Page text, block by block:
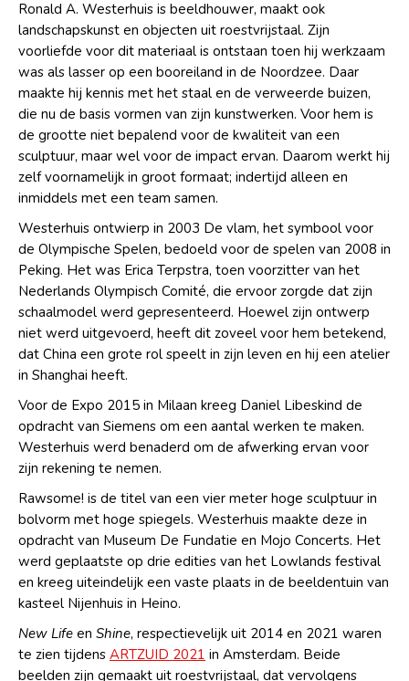
Ronald A. Westerhuis is beeldhouwer, maakt ook
landschapskunst en objecten uit roestvrijstaal. Zijn
voorliefde voor dit materiaal is ontstaan toen hij werkzaam
was als lasser op een booreiland in de Noordzee. Daar
maakte hij kennis met het staal en de verweerde buizen,
die nu de basis vormen van zijn kunstwerken. Voor hem is
de grootte niet bepalend voor de kwaliteit van een
sculptuur, maar wel voor de impact ervan. Daarom werkt hij
zelf voornamelijk in groot formaat; indertijd alleen en
inmiddels met een team samen.
Westerhuis ontwierp in 2003 De vlam, het symbool voor
de Olympische Spelen, bedoeld voor de spelen van 2008 in
Peking. Het was Erica Terpstra, toen voorzitter van het
Nederlands Olympisch Comité, die ervoor zorgde dat zijn
schaalmodel werd gepresenteerd. Hoewel zijn ontwerp
niet werd uitgevoerd, heeft dit zoveel voor hem betekend,
dat China een grote rol speelt in zijn leven en hij een atelier
in Shanghai heeft.
Voor de Expo 2015 in Milaan kreeg Daniel Libeskind de
opdracht van Siemens om een aantal werken te maken.
Westerhuis werd benaderd om de afwerking ervan voor
zijn rekening te nemen.
Rawsome! is de titel van een vier meter hoge sculptuur in
bolvorm met hoge spiegels. Westerhuis maakte deze in
opdracht van Museum De Fundatie en Mojo Concerts. Het
werd geplaatste op drie edities van het Lowlands festival
en kreeg uiteindelijk een vaste plaats in de beeldentuin van
kasteel Nijenhuis in Heino.
New Life en Shine, respectievelijk uit 2014 en 2021 waren
te zien tijdens ARTZUID 2021 in Amsterdam. Beide
beelden zijn gemaakt uit roestvrijstaal, dat vervolgens